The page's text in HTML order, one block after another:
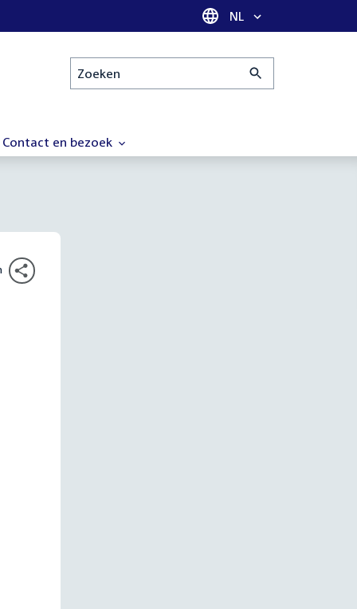
Taal selectie
NL
Zoeken
Contact en bezoek